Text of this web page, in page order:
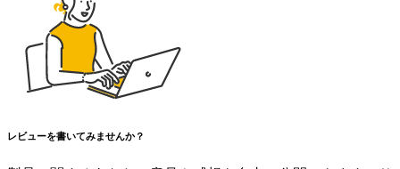
レビューを書いてみませんか？